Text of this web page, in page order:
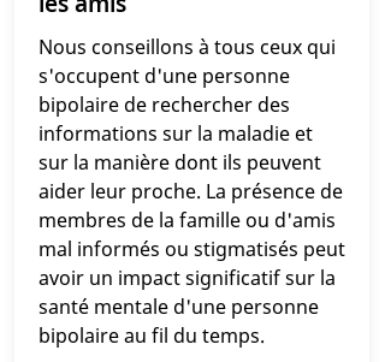
Nous conseillons à tous ceux qui
s'occupent d'une personne
bipolaire de rechercher des
informations sur la maladie et
sur la manière dont ils peuvent
aider leur proche. La présence de
membres de la famille ou d'amis
mal informés ou stigmatisés peut
avoir un impact significatif sur la
santé mentale d'une personne
bipolaire au fil du temps.